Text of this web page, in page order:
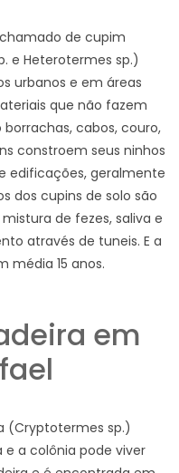
de cupim
e Heterotermes sp.)
urbanos e em áreas
que não fazem
cabos, couro,
constroem seus ninhos
edificações, geralmente
dos cupins de solo são
de fezes, saliva e
através de tuneis. E a
média 15 anos.
em
(Cryptotermes sp.)
a colônia pode viver